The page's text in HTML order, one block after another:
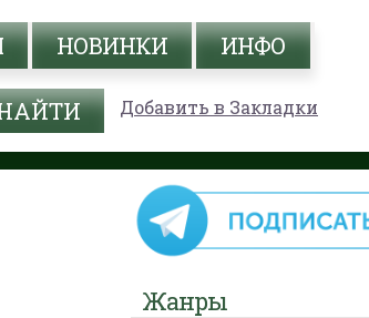
НОВИНКИ ИНФО
Добавить в Закладки
Жанры